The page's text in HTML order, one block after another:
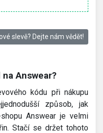
slevě? Dejte nám vědět!
Answear?
kódu při nákupu
způsob, jak
Answear je velmi
Stačí se držet tohoto